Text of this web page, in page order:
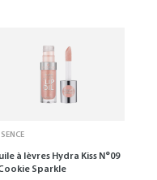
à lèvres Hydra Kiss N°09
Sparkle